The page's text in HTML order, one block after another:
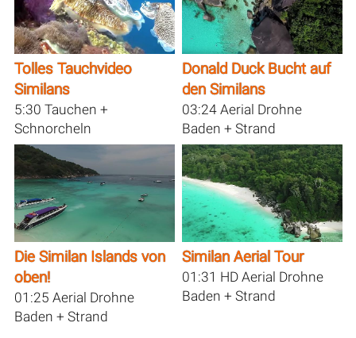
Tolles Tauchvideo
Similans
5:30 Tauchen +
Schnorcheln
Donald Duck Bucht auf
den Similans
03:24 Aerial Drohne
Baden + Strand
Die Similan Islands von
oben!
01:25 Aerial Drohne
Baden + Strand
Similan Aerial Tour
01:31 HD Aerial Drohne
Baden + Strand